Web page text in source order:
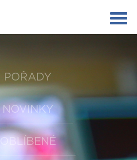
POŘADY
NOVINKY
OBLÍBENÉ